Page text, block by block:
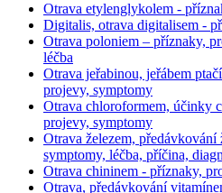
Otrava etylenglykolem -
Digitalis, otrava digitalisem -
Otrava poloniem – příznaky,
léčba
Otrava jeřabinou, jeřábem
projevy, symptomy
Otrava chloroformem, účinky
projevy, symptomy
Otrava železem,
symptomy, léčba, příčina,
Otrava chininem - příznaky,
Otrava, předávkování